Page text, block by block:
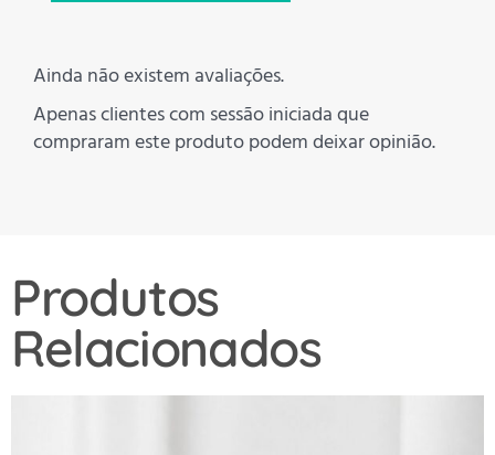
Ainda não existem avaliações.
Apenas clientes com sessão iniciada que
compraram este produto podem deixar opinião.
Produtos
Relacionados